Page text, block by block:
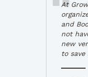
At
and
not
new
to